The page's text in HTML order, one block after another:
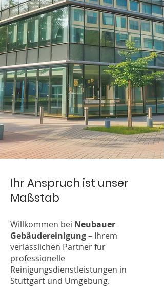
Ihr Anspruch ist unser
Maßstab
Willkommen bei Neubauer
Gebäudereinigung– Ihrem
verlässlichen Partner für
professionelle
Reinigungsdienstleistungen in
Stuttgart und Umgebung.